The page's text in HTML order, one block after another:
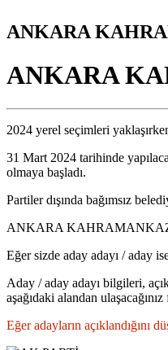
ANKARA
ANKARA
2024 yerel seçimleri
31 Mart 2024 tarihinde
olmaya başladı.
Partiler dışında bağımsız
ANKARA
Eğer sizde aday adayı / aday
Aday / aday adayı bilgileri,
aşağıdaki alandan
Eğer adayların açıklandığını